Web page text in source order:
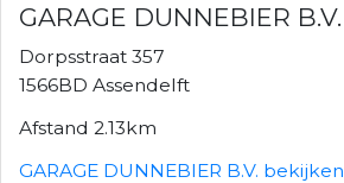
GARAGE DUNNEBIER B.V.
Dorpsstraat 357
1566BD Assendelft
Afstand 2.13km
GARAGE DUNNEBIER B.V. bekijken